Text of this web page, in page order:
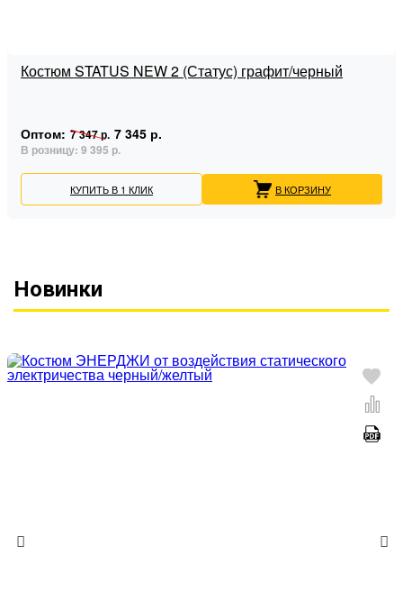
Костюм STATUS NEW 2 (Статус) графит/черный
Оптом: 7 347 р. 7 345 р.
В розницу: 9 395 р.
КУПИТЬ В 1 КЛИК В КОРЗИНУ
Новинки